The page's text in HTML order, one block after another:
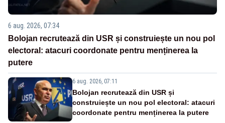
6 aug. 2026, 07:34
Bolojan recrutează din USR și construiește un nou pol
electoral: atacuri coordonate pentru menținerea la
putere
6 aug. 2026, 07:11
Bolojan recrutează din USR și
construiește un nou pol electoral: atacuri
coordonate pentru menținerea la putere